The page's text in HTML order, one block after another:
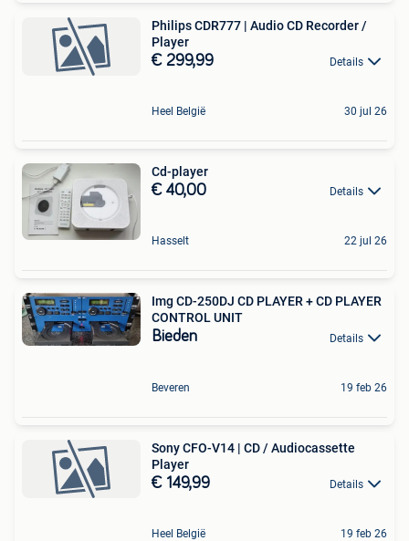
Philips CDR777 | Audio CD Recorder /
Player
€ 299,99 Details
Heel België 30 jul 26
Cd-player
€ 40,00 Details
Hasselt 22 jul 26
Img CD-250DJ CD PLAYER + CD PLAYER
CONTROL UNIT
Bieden Details
Beveren 19 feb 26
Sony CFO-V14 | CD / Audiocassette
Player
€ 149,99 Details
Heel België 19 feb 26